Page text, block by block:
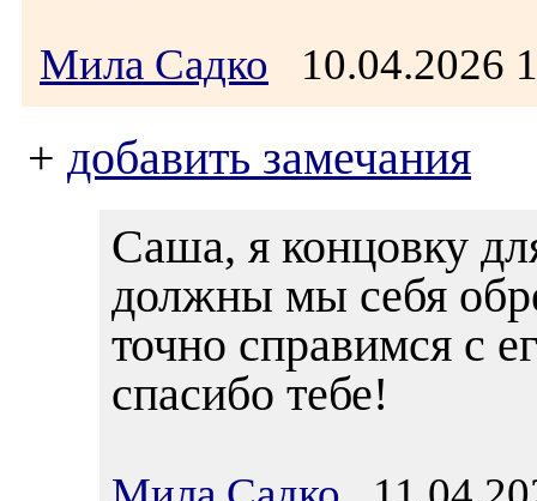
Мила Садко 10.04.2026
+ добавить замечания
Саша, я концовку
должны мы себя
точно справимся с
спасибо тебе!